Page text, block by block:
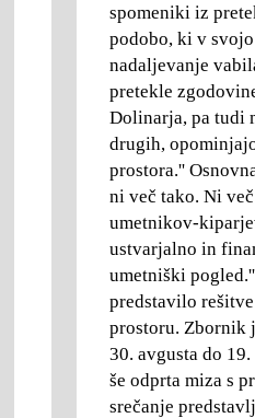
spomeniki iz
podobo, ki v
nadaljevanje
pretekle
Dolinarja, pa tudi
drugih,
prostora.''
ni več tako. Ni
umetnikov-
ustvarjalno in
umetniški
predstavilo
prostoru. Zbornik
30. avgusta do
še odprta miza s
srečanje